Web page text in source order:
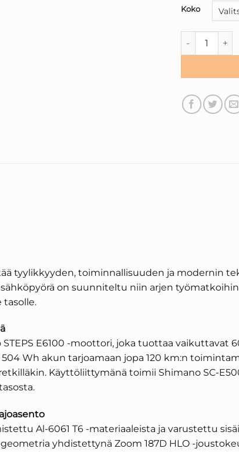
Koko
SUPERIOR
tyylikkyyden, toiminnallisuuden ja modernin
on suunniteltu niin arjen
tasolle.
E6100 -moottori, joka tuottaa vaikuttavat
Wh akun tarjoamaan jopa 120 km:n
Käyttöliittymänä toimii Shimano SC-
Al-6061 T6 -materiaaleista ja varustettu
yhdistettynä Zoom 187D HLO -